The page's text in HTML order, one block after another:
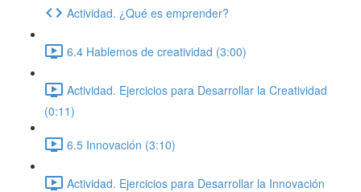
Actividad. ¿Qué es emprender?
6.4 Hablemos de creatividad (3:00)
Actividad. Ejercicios para Desarrollar la Creatividad
(0:11)
6.5 Innovación (3:10)
Actividad. Ejercicios para Desarrollar la Innovación